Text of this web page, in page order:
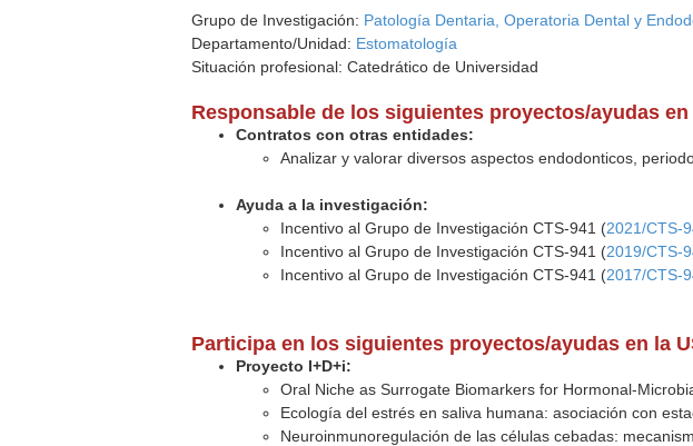
Grupo de Investigación: Patología Dentaria, Operatoria Dental y
Departamento/Unidad: Estomatología
Situación profesional: Catedrático de Universidad
Responsable de los siguientes proyectos/ayudas en
Contratos con otras entidades:
Analizar y valorar diversos aspectos endodonticos,
Ayuda a la investigación:
Incentivo al Grupo de Investigación CTS-941 (2021/CTS-
Incentivo al Grupo de Investigación CTS-941 (2019/CTS-
Incentivo al Grupo de Investigación CTS-941 (2017/CTS-
Participa en los siguientes proyectos/ayudas en la
Proyecto I+D+i:
Oral Niche as Surrogate Biomarkers for Hormonal-
Ecología del estrés en saliva humana: asociación con
Neuroinmunoregulación de las células cebadas: